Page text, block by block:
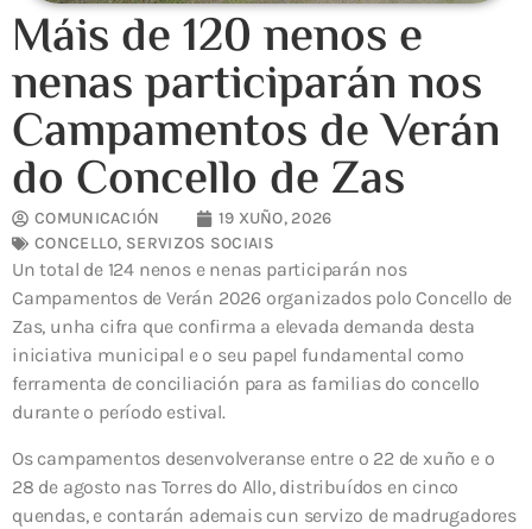
Máis de 120 nenos e
nenas participarán nos
Campamentos de Verán
do Concello de Zas
COMUNICACIÓN
19 XUÑO, 2026
CONCELLO, SERVIZOS SOCIAIS
Un total de 124 nenos e nenas participarán nos
Campamentos de Verán 2026 organizados polo Concello de
Zas, unha cifra que confirma a elevada demanda desta
iniciativa municipal e o seu papel fundamental como
ferramenta de conciliación para as familias do concello
durante o período estival.
Os campamentos desenvolveranse entre o 22 de xuño e o
28 de agosto nas Torres do Allo, distribuídos en cinco
quendas, e contarán ademais cun servizo de madrugadores